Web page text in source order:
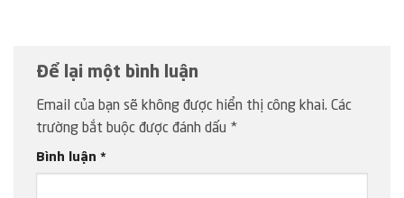
Để lại một bình luận
Email của bạn sẽ không được hiển thị công khai. Các
trường bắt buộc được đánh dấu *
Bình luận *